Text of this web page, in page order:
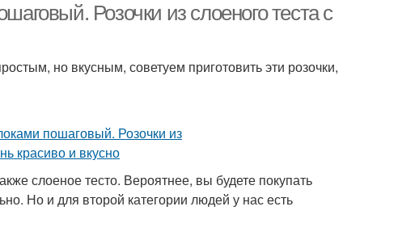
Розочки из слоеного теста с
но вкусным, советуем приготовить эти розочки,
слоеное тесто. Вероятнее, вы будете покупать
Но и для второй категории людей у нас есть